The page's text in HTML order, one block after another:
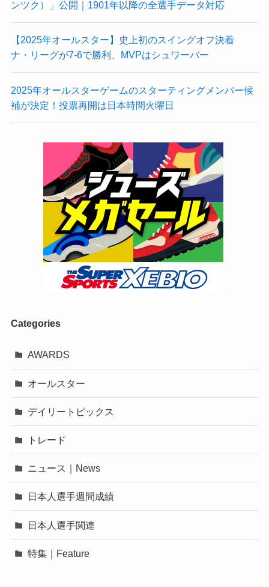
ンツク）」公開｜1901年以降の全選手データ対応
【2025年オールスター】史上初のスイングオフ決着
ナ・リーグが7-6で勝利、MVPはシュワーバー
2025年オールスターゲームのスターティングメンバー候
補が決定！投票再開は日本時間火曜日
Categories
AWARDS
オールスター
デイリートピックス
トレード
ニュース｜News
日本人選手週間成績
日本人選手関連
特集｜Feature